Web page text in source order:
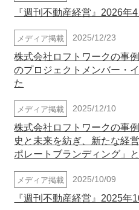
『週刊不動産経営』2026年
メディア掲載 2025/12/23
株式会社ロフトワークの事
のプロジェクトメンバー・
た
メディア掲載 2025/12/10
株式会社ロフトワークの事
史と未来を紡ぎ、新たな経
ポレートブランディング」
メディア掲載 2025/10/09
『週刊不動産経営』2025年